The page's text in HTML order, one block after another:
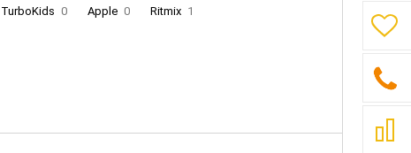
TurboKids 0 Apple 0 Ritmix 1